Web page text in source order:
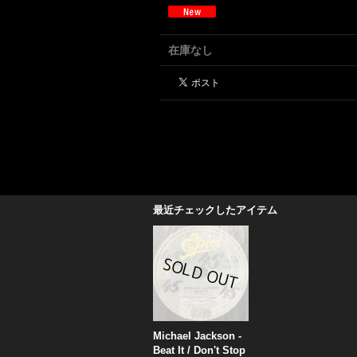
在庫なし
最近チェックしたアイテム
Michael Jackson -
Beat It / Don't Stop